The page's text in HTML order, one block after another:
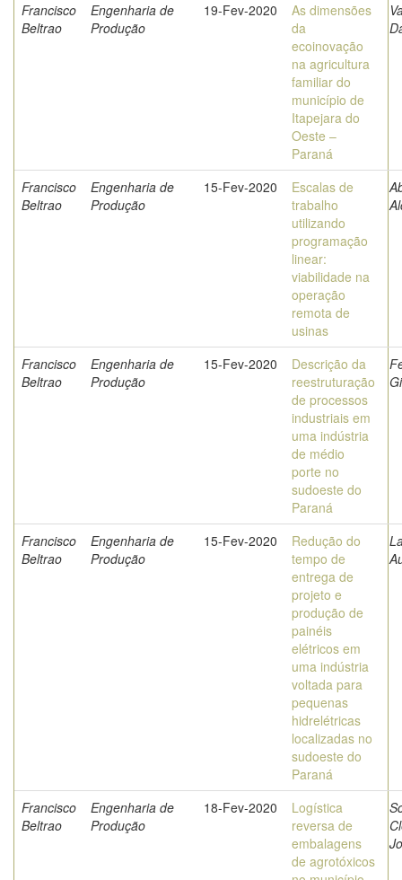
Francisco
Beltrao
Engenharia de
Produção
19-Fev-2020
As dimensões
da
ecoinovação
na agricultura
familiar do
município de
Itapejara do
Oeste –
Paraná
Francisco
Beltrao
Engenharia de
Produção
15-Fev-2020
Escalas de
trabalho
utilizando
programação
linear:
viabilidade na
operação
remota de
usinas
Francisco
Beltrao
Engenharia de
Produção
15-Fev-2020
Descrição da
reestruturação
de processos
industriais em
uma indústria
de médio
porte no
sudoeste do
Paraná
Francisco
Beltrao
Engenharia de
Produção
15-Fev-2020
Redução do
tempo de
entrega de
projeto e
produção de
painéis
elétricos em
uma indústria
voltada para
pequenas
hidrelétricas
localizadas no
sudoeste do
Paraná
Francisco
Beltrao
Engenharia de
Produção
18-Fev-2020
Logística
reversa de
embalagens
de agrotóxicos